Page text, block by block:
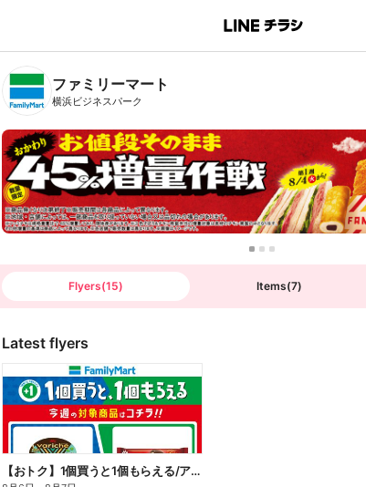
B
n
T
ファミリーマート
横浜ビジネスパーク
Flyers(15) Items(7)
Latest flyers
【おトク】1個買うと1個もらえる/アイス